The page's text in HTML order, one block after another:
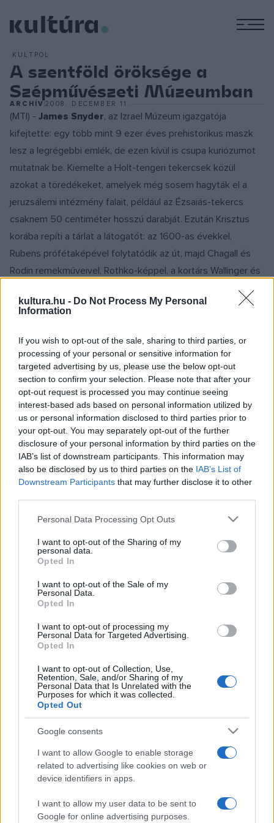
kultura.hu - Do Not Process My Personal
Information
If you wish to opt-out of the sale, sharing to third parties, or
processing of your personal or sensitive information for
targeted advertising by us, please use the below opt-out
section to confirm your selection. Please note that after your
opt-out request is processed you may continue seeing
interest-based ads based on personal information utilized by
us or personal information disclosed to third parties prior to
your opt-out. You may separately opt-out of the further
disclosure of your personal information by third parties on the
IAB’s list of downstream participants. This information may
also be disclosed by us to third parties on the IAB’s List of
Downstream Participants that may further disclose it to other
Please note that this website/app uses one or more Google
not limited to your visit or usage behaviour. You may click to
grant or deny consent to Google and its third-party tags to
use your data for below specified purposes in below Google
consent section.
Personal Data Processing Opt Outs
I want to opt-out of the Sharing of my
personal data.
Opted In
I want to opt-out of the Sale of my
Personal Data.
Opted In
I want to opt-out of processing my
Personal Data for Targeted Advertising.
Opted In
I want to opt-out of Collection, Use,
Retention, Sale, and/or Sharing of my
Personal Data that Is Unrelated with the
Purposes for which it was collected.
Opted Out
Google consents
I want to allow Google to enable storage
related to advertising like cookies on web or
device identifiers in apps.
I want to allow my user data to be sent to
Google for online advertising purposes.
KULTPOL
A szentföld öröksége a
Szépművészeti Múzeumban
ARCHÍV2008. DECEMBER 11.
(MTI) - James Snyder, az Izrael Múzeum igazgatója
kifejtette: egy több mint 9 ezer éves prehistorikus maszk
lesz a legrégebbi emlék, de ezen kívül is csupa kuriózumot
mutatnak be. Kiemelte a Holt-tengeri tekercsek közül
azokat a töredékeket, amelyek még sosem hagyták el a
jeruzsálemi intézmény falait, például az Ézsaiás-tekercs
csaknem 50 centiméter hosszú darabját. Ezután Krisztus
korába repíti a tárlat a látogatót: az 1600-as évekkel,
Rubens prófétaképével folytatódik az út, majd Chagall és
Rodin remekműveivel, Rothko-képpel, a kortárs Wallinger és
hasonlít egymásra, hogy mindkettő különféle kultúrák és
vallások találkozási pontja. Ezért a szakralitás értelmezése
és művészi megnyilvánulása az a rendezőelv, amely átfogja
a tervezett budapesti kiállítás egészét.
Hiller Istvánoktatási és kulturális kiemelte: nagyszerű
együttműködés eredményeképp érkezik ide a gazdag
anyag. A miniszter úgy véli, hogy az országhatáron kívül is
szeptember 6. között lesz látható Budapesten.
A tárca célja, hogy a világ minden részéből a legizgalmasabb
kincsek jöjjenek Magyarországra, kezdve a sikeres Vincent
van Gogh-kiállítástól a kopt tárlatig. A miniszter jó esélyt lát
a közeljövőben a Szépművészeti Múzeum.
Baán László, a Szépművészeti Múzeum főigazgatója
beszámolt arról, hogy a világ legjelentősebb kiállítóhelyeinek
vezetőit tömörítő Bizot-csoportnak Magyarországról csak a
Szépművészeti, Izraelből pedig csak a jeruzsálemi Izrael
Múzeum tagja. Mint mondta, ebben a nemzetközi
szervezetben találkozott James Snyderrel és
kezdeményezhette a vendégkiállítás megrendezését. A
szentföld öröksége című tárlattal a két múzeum felújítási és
bővítési programjai is "találkoznak": már folynak a
jeruzsálemi Izrael Múzeum munkálatai és megkezdődik